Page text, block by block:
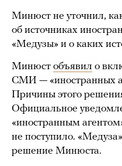
Минюст не уточнил,
об источниках
«Медузы» и о каких
Минюст объявил о
СМИ — «иностранных
Причины этого
Официальное
«иностранным
не поступило.
решение Минюста.